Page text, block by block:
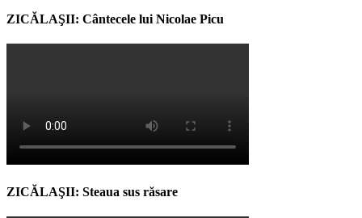
ZICĂLAŞII: Cântecele lui Nicolae Picu
ZICĂLAŞII: Steaua sus răsare